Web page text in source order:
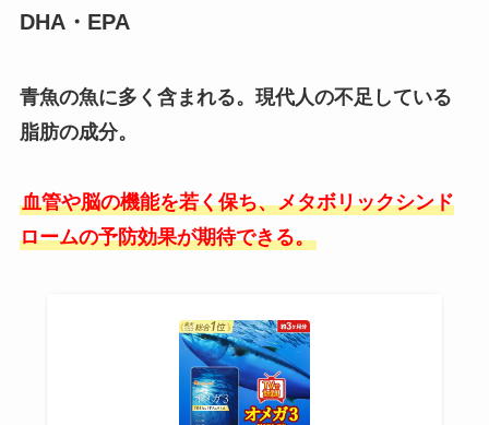
DHA・EPA
青魚の魚に多く含まれる。現代人の不足している
脂肪の成分。
血管や脳の機能を若く保ち、メタボリックシンド
ロームの予防効果が期待できる。